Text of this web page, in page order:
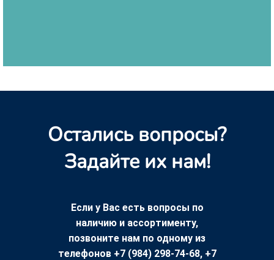
Остались вопросы?
Задайте их нам!
Если у Вас есть вопросы по
наличию и ассортименту,
позвоните нам по одному из
телефонов +7 (984) 298-74-68, +7